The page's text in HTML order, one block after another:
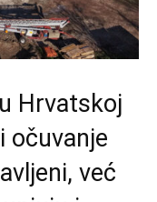
Hrvatskoj
očuvanje
već